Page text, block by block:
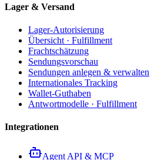
Lager & Versand
Lager-Autorisierung
Übersicht · Fulfillment
Frachtschätzung
Sendungsvorschau
Sendungen anlegen & verwalten
Internationales Tracking
Wallet-Guthaben
Antwortmodelle · Fulfillment
Integrationen
Agent API & MCP